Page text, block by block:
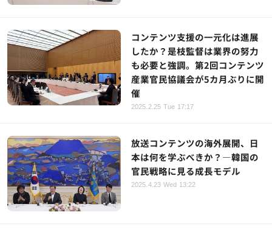
コンテンツ支援の一元化は進展
したか？是枝監督は業界の努力
も必要と強調。第2回コンテンツ
産業官民協議会が5カ月ぶりに開
催
2025.2.25 Tue 17:17
放送コンテンツの海外展開、日
本は何を学ぶべきか？―韓国の
官民戦略に見る成長モデル
2025.4.23 Wed 13:22